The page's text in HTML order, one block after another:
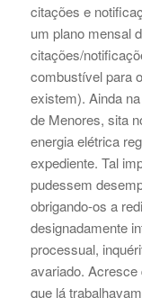
citações e
um plano mensal
citações/
combustível para
existem). Ainda
de Menores, sita
energia elétrica
expediente. Tal
pudessem
obrigando-os a
designadamente
processual,
avariado. Acresce
que lá